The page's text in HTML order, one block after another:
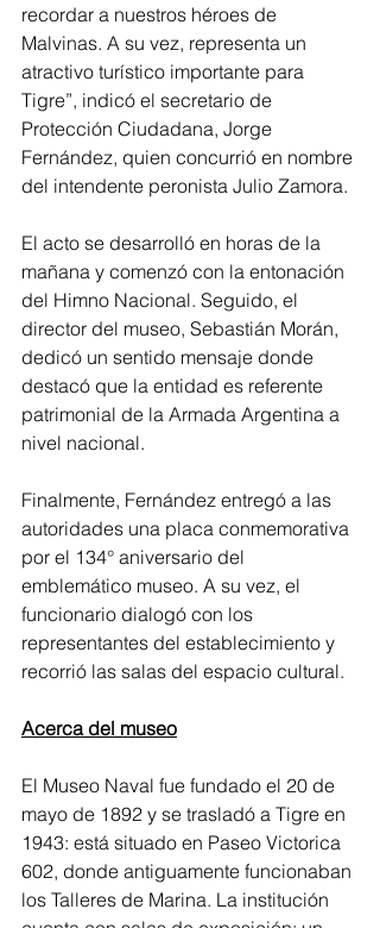
recordar a nuestros héroes de
Malvinas. A su vez, representa un
atractivo turístico importante para
Tigre”, indicó el secretario de
Protección Ciudadana, Jorge
Fernández, quien concurrió en nombre
del intendente peronista Julio Zamora.
El acto se desarrolló en horas de la
mañana y comenzó con la entonación
del Himno Nacional. Seguido, el
director del museo, Sebastián Morán,
dedicó un sentido mensaje donde
destacó que la entidad es referente
patrimonial de la Armada Argentina a
nivel nacional.
Finalmente, Fernández entregó a las
autoridades una placa conmemorativa
por el 134° aniversario del
emblemático museo. A su vez, el
funcionario dialogó con los
representantes del establecimiento y
recorrió las salas del espacio cultural.
Acerca del museo
El Museo Naval fue fundado el 20 de
mayo de 1892 y se trasladó a Tigre en
1943: está situado en Paseo Victorica
602, donde antiguamente funcionaban
los Talleres de Marina. La institución